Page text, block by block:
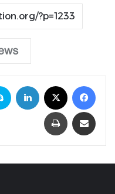
فيسبوك
مشاركة عبر البريد طباعة